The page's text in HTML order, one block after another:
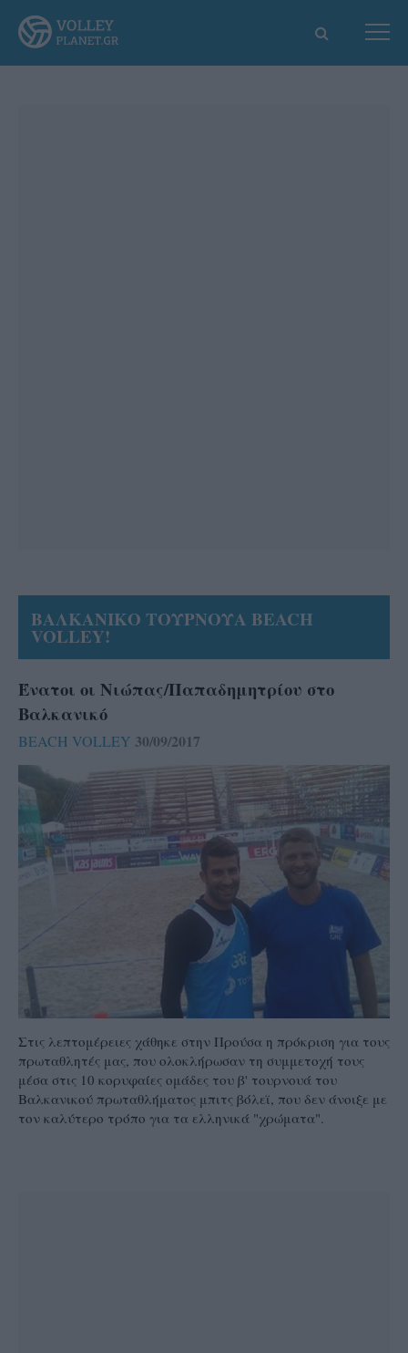
ΒΑΛΚΑΝΙΚΟ ΤΟΥΡΝΟΥΑ BEACH
VOLLEY!
Ένατοι οι Νιώπας/Παπαδημητρίου στο
Βαλκανικό
BEACH VOLLEY 30/09/2017
Στις λεπτομέρειες χάθηκε στην Προύσα η πρόκριση για τους
πρωταθλητές μας, που ολοκλήρωσαν τη συμμετοχή τους
μέσα στις 10 κορυφαίες ομάδες του β' τουρνουά του
Βαλκανικού πρωταθλήματος μπιτς βόλεϊ, που δεν άνοιξε με
τον καλύτερο τρόπο για τα ελληνικά "χρώματα".